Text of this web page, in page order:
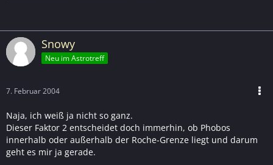
Snowy
Neu im Astrotreff
7. Februar 2004
Naja, ich weiß ja nicht so ganz.
Dieser Faktor 2 entscheidet doch immerhin, ob Phobos
innerhalb oder außerhalb der Roche-Grenze liegt und darum
geht es mir ja gerade.